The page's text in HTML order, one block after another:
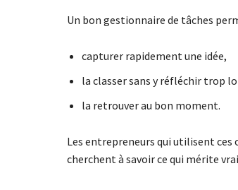
Un bon gestionnaire de tâches
capturer rapidement une idée,
la classer sans y réfléchir trop
la retrouver au bon moment.
Les entrepreneurs qui utilisent
cherchent à savoir ce qui mérite